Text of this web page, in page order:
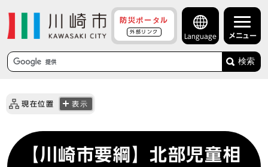
防災ポータル
外部リンク
Language メニュー
検索
現在位置 表示
【川崎市要綱】 北部児童相